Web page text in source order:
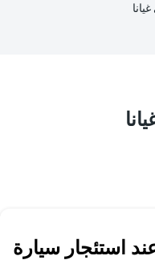
استئجار سيارة